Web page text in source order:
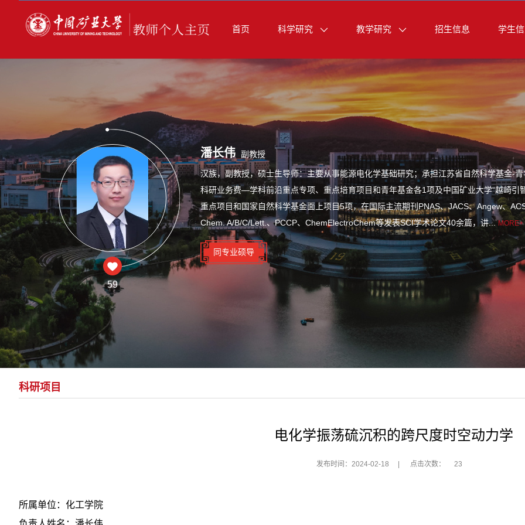
首页 科学研究 教学研究 招生信息 学生
59
潘长伟 副教授
汉族，副教授，硕士生导师：主要从事能源电化学基础研究；承担江苏省自然科学基金-
科研业务费—学科前沿重点专项、重点培育项目和青年基金各1项及中国矿业大学“越崎引
重点项目和国家自然科学基金面上项目5项，在国际主流期刊PNAS、JACS、Angew、
Chem. A/B/C/Lett.、PCCP、ChemElectroChem等发表SCI学术论文40余篇，讲...MORE+
同专业硕导
科研项目
电化学振荡硫沉积的跨尺度时空动力学
发布时间：2024-02-18 点击次数： 23
所属单位：化工学院